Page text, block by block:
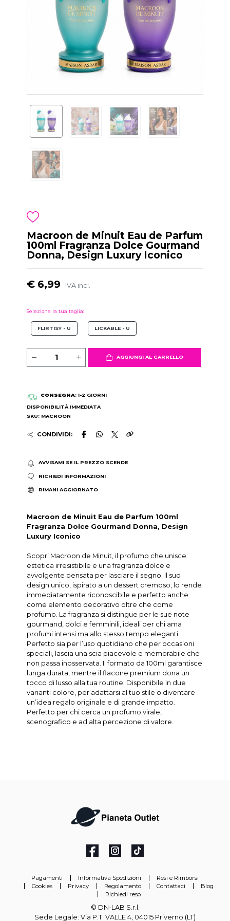
Macroon de Minuit Eau de Parfum
100ml Fragranza Dolce Gourmand
Donna, Design Luxury Iconico
€ 6,99 IVA incl.
Seleziona la tua taglia:
FLIRTISY - U LICKABLE - U
AGGIUNGI AL CARRELLO
CONSEGNA: 1-2 GIORNI
DISPONIBILITÀ IMMEDIATA
SKU: MACROON
CONDIVIDI:
AVVISAMI SE IL PREZZO SCENDE
RICHIEDI INFORMAZIONI
RIMANI AGGIORNATO
Macroon de Minuit Eau de Parfum 100ml
Fragranza Dolce Gourmand Donna, Design
Luxury Iconico
Scopri Macroon de Minuit, il profumo che unisce
estetica irresistibile e una fragranza dolce e
avvolgente pensata per lasciare il segno. Il suo
design unico, ispirato a un dessert cremoso, lo rende
immediatamente riconoscibile e perfetto anche
come elemento decorativo oltre che come
profumo. La fragranza si distingue per le sue note
gourmand, dolci e femminili, ideali per chi ama
profumi intensi ma allo stesso tempo eleganti.
Perfetto sia per l’uso quotidiano che per occasioni
speciali, lascia una scia piacevole e memorabile che
non passa inosservata. Il formato da 100ml garantisce
lunga durata, mentre il flacone premium dona un
tocco di lusso alla tua routine. Disponibile in due
varianti colore, per adattarsi al tuo stile o diventare
un’idea regalo originale e di grande impatto.
Perfetto per chi cerca un profumo virale,
scenografico e ad alta percezione di valore.
Pagamenti Informativa Spedizioni
Resi e Rimborsi
Cookies
Privacy Regolamento Contattaci
Blog
Richiedi reso
© DN-LAB S.r.l.
Sede Legale: Via P.T. VALLE 4, 04015 Priverno (LT)